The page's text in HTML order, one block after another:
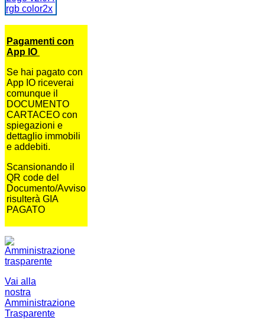
Pagamenti con
App IO
Se hai pagato con
App IO riceverai
comunque il
DOCUMENTO
CARTACEO con
spiegazioni e
dettaglio immobili
e addebiti.
Scansionando il
QR code del
Documento/Avviso
risulterà GIA
PAGATO
Vai alla
nostra
Amministrazione
Trasparente